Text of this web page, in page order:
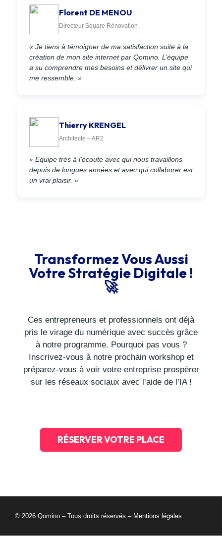
Florent DE MENOU
Directeur Square Rénovation
« Je tiens à témoigner de ma satisfaction suite à la
création de mon site internet par Qomino. L’équipe
a su comprendre mes besoins et délivrer un site qui
me ressemble. »
Thierry KRENGEL
Architecte – AR2
« Equipe très à l’écoute avec qui nous travaillons
depuis de longues années et avec qui collaborer est
un vrai plaisir. »
Transformez Vous Aussi
Votre Stratégie Digitale !
🚀
Ces entrepreneurs et professionnels ont déjà
pris le virage du numérique avec succès grâce
à notre programme. Pourquoi pas vous ?
Inscrivez-vous à notre prochain workshop et
préparez-vous à voir votre entreprise prospérer
sur les réseaux sociaux avec l’aide de l’IA !
RÉSERVER VOTRE PLACE
© 2026 Qomino – Tous droits réservés – Mentions légales